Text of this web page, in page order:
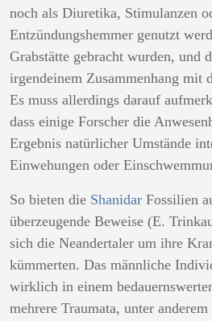
noch als Diuretika, Stimulanzen
Entzündungshemmer genutzt
Grabstätte gebracht wurden, und
irgendeinem Zusammenhang mit
Es muss allerdings darauf
dass einige Forscher die
Ergebnis natürlicher Umstände
Einwehungen oder
So bieten die Shanidar Fossilien
überzeugende Beweise (E.
sich die Neandertaler um ihre
kümmerten. Das männliche
wirklich in einem
mehrere Traumata, unter